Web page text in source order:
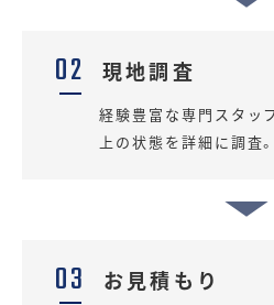
02 現地調査
経験豊富な専門スタッ
上の状態を詳細に調査。
03 お見積もり